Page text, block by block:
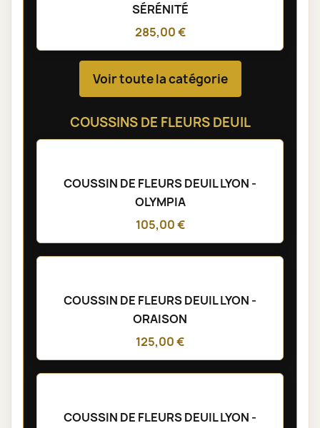
SÉRÉNITÉ
285,00 €
Voir toute la catégorie
COUSSINS DE FLEURS DEUIL
COUSSIN DE FLEURS DEUIL LYON -
OLYMPIA
105,00 €
COUSSIN DE FLEURS DEUIL LYON -
ORAISON
125,00 €
COUSSIN DE FLEURS DEUIL LYON -